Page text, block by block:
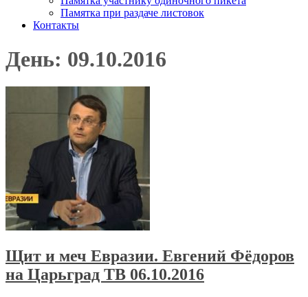
Памятка при раздаче листовок
Контакты
День: 09.10.2016
Щит и меч Евразии. Евгений Фёдоров
на Царьград ТВ 06.10.2016